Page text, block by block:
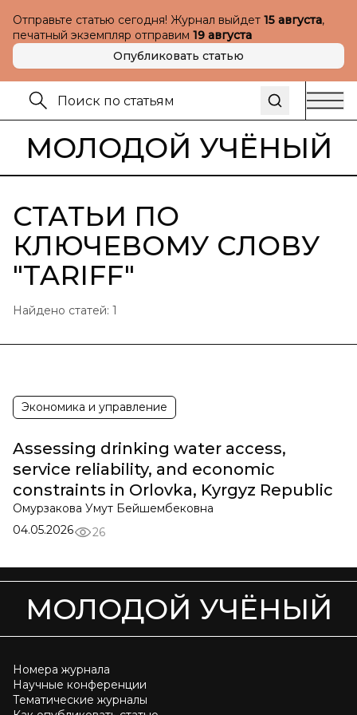
Отправьте статью сегодня! Журнал выйдет 15 августа,
печатный экземпляр отправим 19 августа
Опубликовать статью
МОЛОДОЙ УЧЁНЫЙ
СТАТЬИ ПО
КЛЮЧЕВОМУ СЛОВУ
"TARIFF"
Найдено статей: 1
Экономика и управление
Assessing drinking water access,
service reliability, and economic
constraints in Orlovka, Kyrgyz Republic
Омурзакова Умут Бейшембековна
04.05.2026
26
МОЛОДОЙ УЧЁНЫЙ
Номера журнала
Научные конференции
Тематические журналы